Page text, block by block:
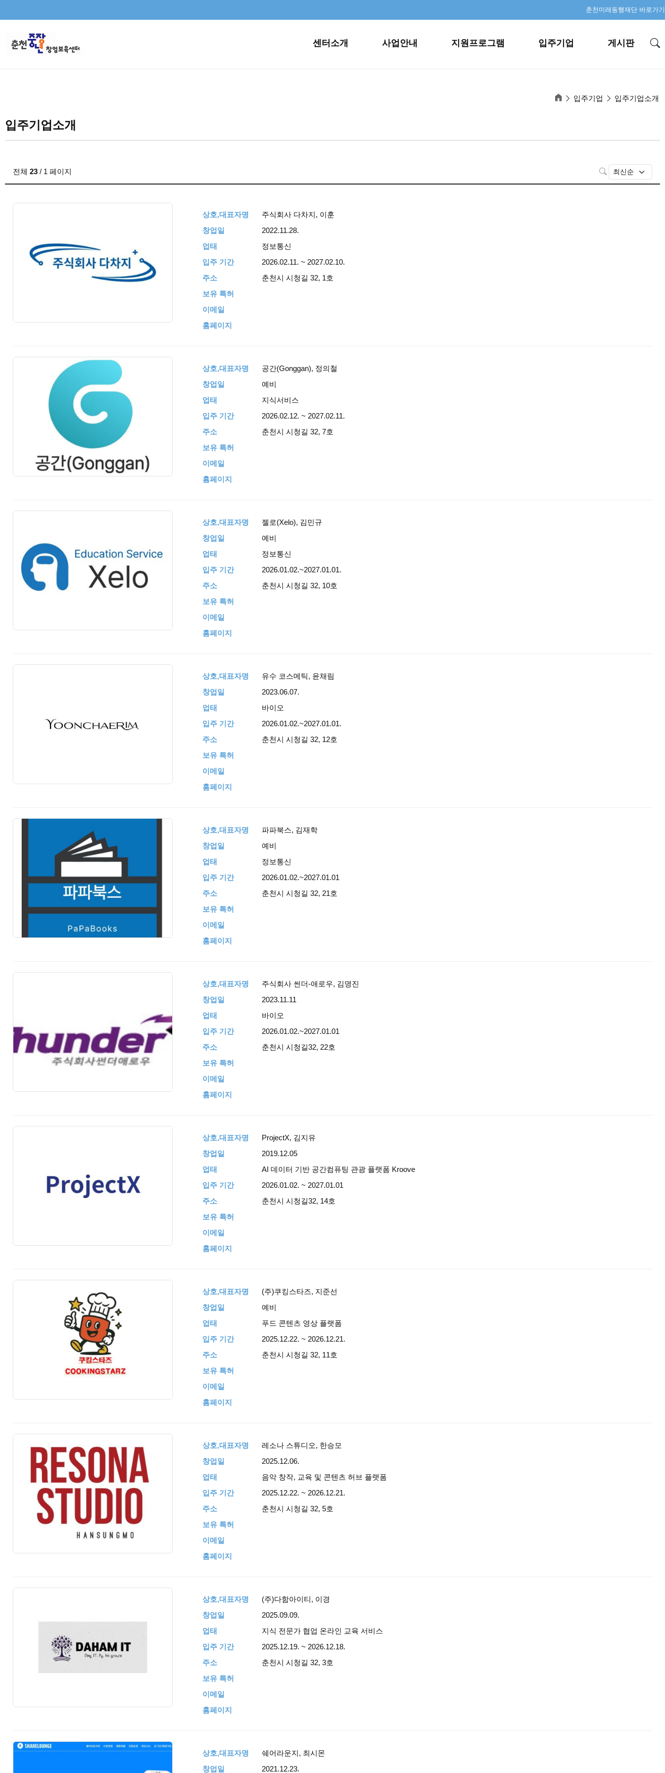
춘천미래동행재단 바로가기
센터소개 사업안내 지원프로그램 입주기업 게시판
입주기업 입주기업소개
입주기업소개
전체 23 / 1 페이지 검색
상호,대표자명
주식회사 다차지, 이훈
창업일
2022.11.28.
업태
정보통신
입주 기간
2026.02.11. ~ 2027.02.10.
주소
춘천시 시청길 32, 1호
보유 특허
이메일
홈페이지
상호,대표자명
공간(Gonggan), 정의철
창업일
예비
업태
지식서비스
입주 기간
2026.02.12. ~ 2027.02.11.
주소
춘천시 시청길 32, 7호
보유 특허
이메일
홈페이지
상호,대표자명
젤로(Xelo), 김민규
창업일
예비
업태
정보통신
입주 기간
2026.01.02.~2027.01.01.
주소
춘천시 시청길 32, 10호
보유 특허
이메일
홈페이지
상호,대표자명
유수 코스메틱, 윤채림
창업일
2023.06.07.
업태
바이오
입주 기간
2026.01.02.~2027.01.01.
주소
춘천시 시청길 32, 12호
보유 특허
이메일
홈페이지
상호,대표자명
파파북스, 김재학
창업일
예비
업태
정보통신
입주 기간
2026.01.02.~2027.01.01
주소
춘천시 시청길 32, 21호
보유 특허
이메일
홈페이지
상호,대표자명
주식회사 썬더-애로우, 김명진
창업일
2023.11.11
업태
바이오
입주 기간
2026.01.02.~2027.01.01
주소
춘천시 시청길32, 22호
보유 특허
이메일
홈페이지
상호,대표자명
ProjectX, 김지유
창업일
2019.12.05
업태
AI 데이터 기반 공간컴퓨팅 관광 플랫폼 Kroove
입주 기간
2026.01.02. ~ 2027.01.01
주소
춘천시 시청길32, 14호
보유 특허
이메일
홈페이지
상호,대표자명
(주)쿠킹스타즈, 지준선
창업일
예비
업태
푸드 콘텐츠 영상 플랫폼
입주 기간
2025.12.22. ~ 2026.12.21.
주소
춘천시 시청길 32, 11호
보유 특허
이메일
홈페이지
상호,대표자명
레소나 스튜디오, 한승모
창업일
2025.12.06.
업태
음악 창작, 교육 및 콘텐츠 허브 플랫폼
입주 기간
2025.12.22. ~ 2026.12.21.
주소
춘천시 시청길 32, 5호
보유 특허
이메일
홈페이지
상호,대표자명
(주)다함아이티, 이경
창업일
2025.09.09.
업태
지식 전문가 협업 온라인 교육 서비스
입주 기간
2025.12.19. ~ 2026.12.18.
주소
춘천시 시청길 32, 3호
보유 특허
이메일
홈페이지
상호,대표자명
쉐어라운지, 최시몬
창업일
2021.12.23.